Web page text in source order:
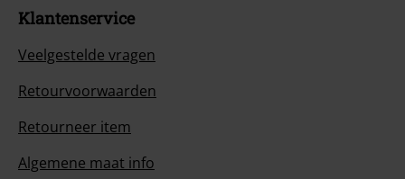
Klantenservice
Veelgestelde vragen
Retourvoorwaarden
Retourneer item
Algemene maat info